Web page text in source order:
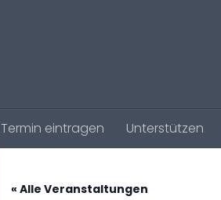
Termin eintragen Unterstützen
« Alle Veranstaltungen